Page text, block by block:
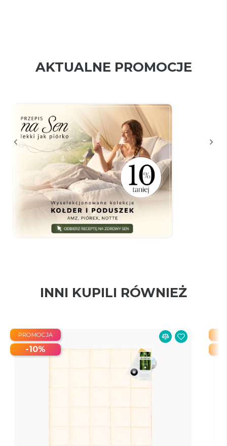
AKTUALNE PROMOCJE
INNI KUPILI RÓWNIEŻ
PROMOCJA
-10%